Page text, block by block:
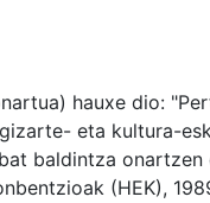
hauxe dio:
eta kultura-
baldintza
(HEK),